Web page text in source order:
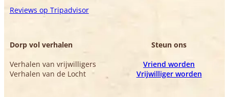
Reviews op Tripadvisor
Dorp vol verhalen
Verhalen van vrijwilligers
Verhalen van de Locht
Steun ons
Vriend worden
Vrijwilliger worden